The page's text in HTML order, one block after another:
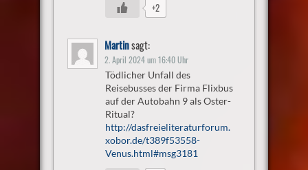
+2
Martinsagt:
2. April 2024 um 16:40 Uhr
Tödlicher Unfall des
Reisebusses der Firma Flixbus
auf der Autobahn 9 als Oster-
Ritual?
http://dasfreieliteraturforum.
xobor.de/t389f53558-
Venus.html#msg3181